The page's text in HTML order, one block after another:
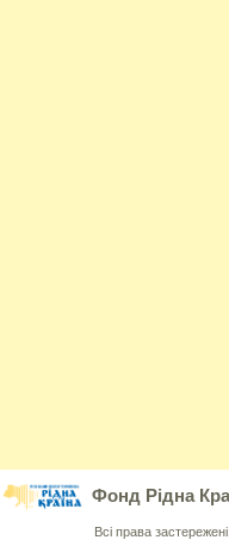
Фонд Рідна
Всі права